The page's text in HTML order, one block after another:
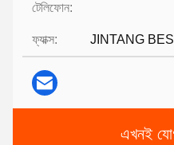
টেলিফোন:
ফ্যাক্স: JINTANG
এখনই